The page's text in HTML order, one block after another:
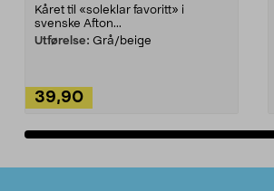
Kåret til «soleklar favoritt» i
svenske Afton...
Utførelse: Grå/beige
39,90